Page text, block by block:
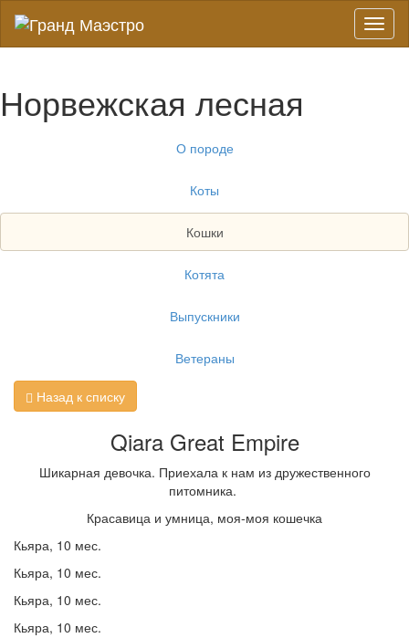
Норвежская лесная
О породе
Коты
Кошки
Котята
Выпускники
Ветераны
Назад к списку
Qiara Great Empire
Шикарная девочка. Приехала к нам из дружественного
питомника.
Красавица и умница, моя-моя кошечка
Кьяра, 10 мес.
Кьяра, 10 мес.
Кьяра, 10 мес.
Кьяра, 10 мес.